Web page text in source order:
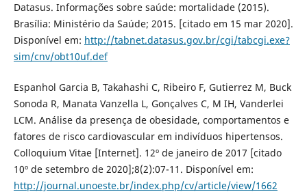
Datasus. Informações sobre saúde: mortalidade (2015).
Brasília: Ministério da Saúde; 2015. [citado em 15 mar 2020].
Disponível em: http://tabnet.datasus.gov.br/cgi/tabcgi.exe?
sim/cnv/obt10uf.def
Espanhol Garcia B, Takahashi C, Ribeiro F, Gutierrez M, Buck
Sonoda R, Manata Vanzella L, Gonçalves C, M IH, Vanderlei
LCM. Análise da presença de obesidade, comportamentos e
fatores de risco cardiovascular em indivíduos hipertensos.
Colloquium Vitae [Internet]. 12º de janeiro de 2017 [citado
10º de setembro de 2020];8(2):07-11. Disponível em:
http://journal.unoeste.br/index.php/cv/article/view/1662